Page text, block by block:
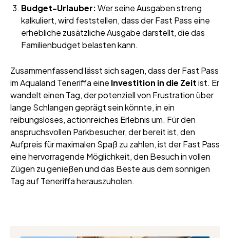
Budget-Urlauber:Wer seine Ausgaben streng
kalkuliert, wird feststellen, dass der Fast Pass eine
erhebliche zusätzliche Ausgabe darstellt, die das
Familienbudget belasten kann.
Zusammenfassend lässt sich sagen, dass der Fast Pass
im Aqualand Teneriffa eine Investition in die Zeitist. Er
wandelt einen Tag, der potenziell von Frustration über
lange Schlangen geprägt sein könnte, in ein
reibungsloses, actionreiches Erlebnis um. Für den
anspruchsvollen Parkbesucher, der bereit ist, den
Aufpreis für maximalen Spaß zu zahlen, ist der Fast Pass
eine hervorragende Möglichkeit, den Besuch in vollen
Zügen zu genießen und das Beste aus dem sonnigen
Tag auf Teneriffa herauszuholen.